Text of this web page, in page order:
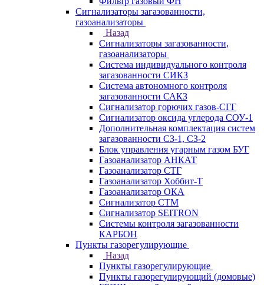
Сигнализаторы загазованности,
газоанализаторы
Назад
Сигнализаторы загазованности,
газоанализаторы
Система индивидуального контроля
загазованности СИКЗ
Система автономного контроля
загазованности САКЗ
Сигнализатор горючих газов-СГГ
Сигнализатор оксида углерода СОУ-1
Дополнительная комплектация систем
загазованности СЗ-1, СЗ-2
Блок управления угарным газом БУГ
Газоанализатор АНКАТ
Газоанализатор СТГ
Газоанализатор Хоббит-Т
Газоанализатор ОКА
Сигнализатор СТМ
Сигнализатор SEITRON
Системы контроля загазованности
КАРБОН
Пункты газорегулирующие
Назад
Пункты газорегулирующие
Пункты газорегулирующий (домовые)